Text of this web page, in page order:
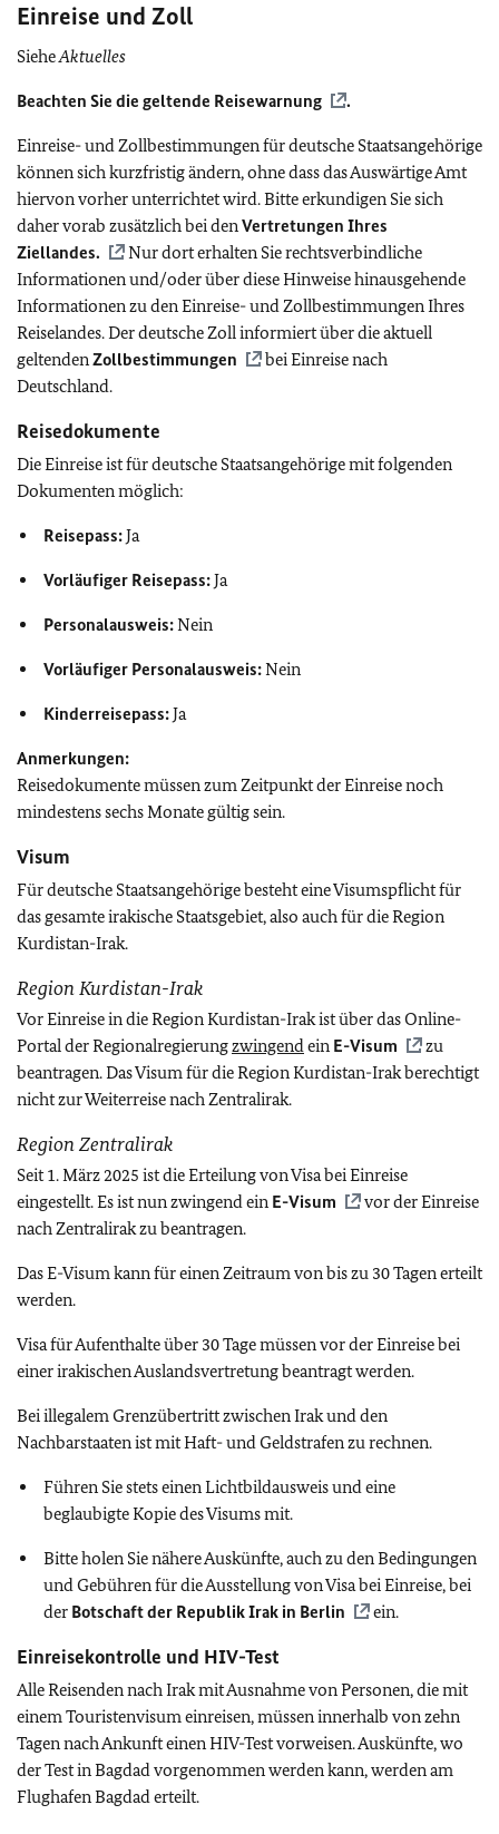
Einreise und Zoll
SieheAktuelles
Beachten Sie die geltende Reisewarnung .
Einreise- und Zollbestimmungen für deutsche Staatsangehörige
können sich kurzfristig ändern, ohne dass das Auswärtige Amt
hiervon vorher unterrichtet wird. Bitte erkundigen Sie sich
daher vorab zusätzlich bei denVertretungen Ihres
Ziellandes.
Nur dort erhalten Sie rechtsverbindliche
Informationen und/oder über diese Hinweise hinausgehende
Informationen zu den Einreise- und Zollbestimmungen Ihres
Reiselandes. Der deutsche Zoll informiert über die aktuell
geltendenZollbestimmungen
bei Einreise nach
Deutschland.
Reisedokumente
Die Einreise ist für deutsche Staatsangehörige mit folgenden
Dokumenten möglich:
Reisepass:Ja
Vorläufiger Reisepass:Ja
Personalausweis:Nein
Vorläufiger Personalausweis:Nein
Kinderreisepass:Ja
Anmerkungen:
Reisedokumente müssen zum Zeitpunkt der Einreise noch
mindestens sechs Monate gültig sein.
Visum
Für deutsche Staatsangehörige besteht eine Visumspflicht für
das gesamte irakische Staatsgebiet, also auch für die Region
Kurdistan-Irak.
Region Kurdistan-Irak
Vor Einreise in die Region Kurdistan-Irak ist über das Online-
Portal der Regionalregierungzwingendein E-Visum
zu
beantragen. Das Visum für die Region Kurdistan-Irak berechtigt
nicht zur Weiterreise nach Zentralirak.
Region Zentralirak
Seit 1. März 2025 ist die Erteilung von Visa bei Einreise
eingestellt.Es ist nun zwingend ein E-Visum
vor der Einreise
nach Zentralirak zu beantragen.
Das E-Visum kann für einen Zeitraum von bis zu 30 Tagen erteilt
werden.
Visa für Aufenthalte über 30 Tage müssen vor der Einreise bei
einer irakischen Auslandsvertretung beantragt werden.
Bei illegalem Grenzübertritt zwischen Irak und den
Nachbarstaaten ist mit Haft- und Geldstrafen zu rechnen.
Führen Sie stets einen Lichtbildausweis und eine
beglaubigte Kopie des Visums mit.
Bitte holen Sie nähere Auskünfte, auch zu den Bedingungen
und Gebühren für die Ausstellung von Visa bei Einreise, bei
der Botschaft der Republik Irak in Berlin ein.
Einreisekontrolle und HIV-Test
Alle Reisenden nach Irak mit Ausnahme von Personen, die mit
einem Touristenvisum einreisen, müssen innerhalb von zehn
Tagen nach Ankunft einen HIV-Test vorweisen. Auskünfte, wo
der Test in Bagdad vorgenommen werden kann, werden am
Flughafen Bagdad erteilt.